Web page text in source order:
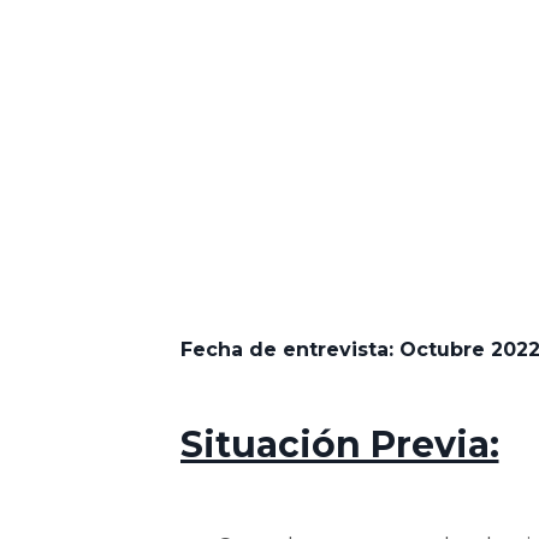
Fecha de entrevista:Octubre 2022
Situación Previa: